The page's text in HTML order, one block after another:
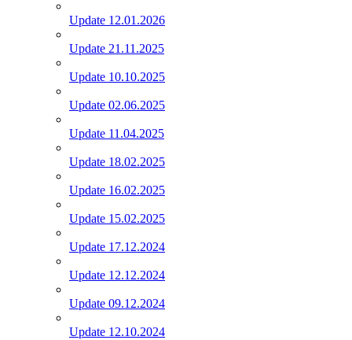
Update 12.01.2026
Update 21.11.2025
Update 10.10.2025
Update 02.06.2025
Update 11.04.2025
Update 18.02.2025
Update 16.02.2025
Update 15.02.2025
Update 17.12.2024
Update 12.12.2024
Update 09.12.2024
Update 12.10.2024